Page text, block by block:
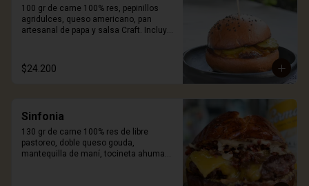
100 gr de carne 100% res, pepinillos
agridulces, queso americano, pan
artesanal de papa y salsa Craft. Incluye
$24.200
Sinfonia
130 gr de carne 100% res de libre
pastoreo, doble queso gouda,
mantequilla de maní, tocineta ahumada